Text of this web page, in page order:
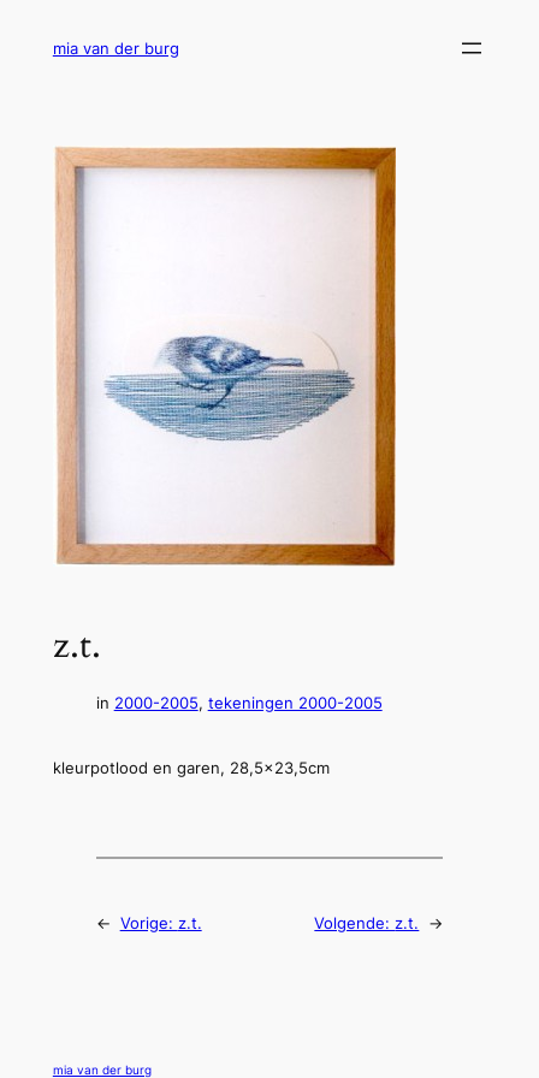
mia van der burg
z.t.
in 2000-2005, tekeningen 2000-2005
kleurpotlood en garen, 28,5×23,5cm
← Vorige: z.t. Volgende:z.t. →
mia van der burg